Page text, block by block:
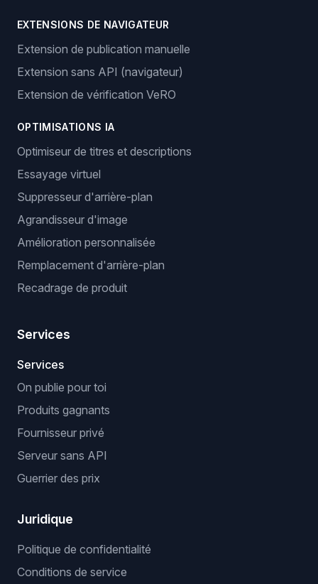
EXTENSIONS DE NAVIGATEUR
Extension de publication manuelle
Extension sans API (navigateur)
Extension de vérification VeRO
OPTIMISATIONS IA
Optimiseur de titres et descriptions
Essayage virtuel
Suppresseur d'arrière-plan
Agrandisseur d'image
Amélioration personnalisée
Remplacement d'arrière-plan
Recadrage de produit
Services
Services
On publie pour toi
Produits gagnants
Fournisseur privé
Serveur sans API
Guerrier des prix
Juridique
Politique de confidentialité
Conditions de service